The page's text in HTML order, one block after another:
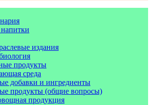
издания
продукты
среда
добавки и ингредиенты
продукты (общие вопросы)
продукция